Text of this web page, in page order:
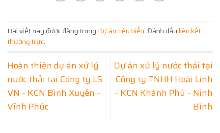
Bài viết này được đăng trong Dự án tiêu biểu. Đánh dấuliên kết
thường trực.
Hoàn thiện dự án xử lý
nước thải tại Công ty LS
VN – KCN Bình Xuyên –
Vĩnh Phúc
Dự án xử lý nước thải tại
Công ty TNHH Hoài Linh
– KCN Khánh Phú – Ninh
Bình